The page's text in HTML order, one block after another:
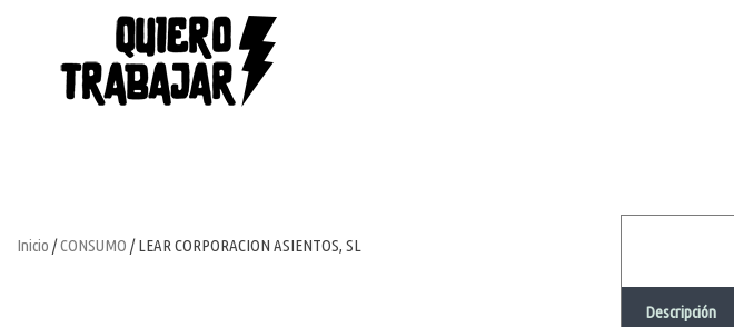
Inicio /CONSUMO / LEAR CORPORACION ASIENTOS, SL
Descripción